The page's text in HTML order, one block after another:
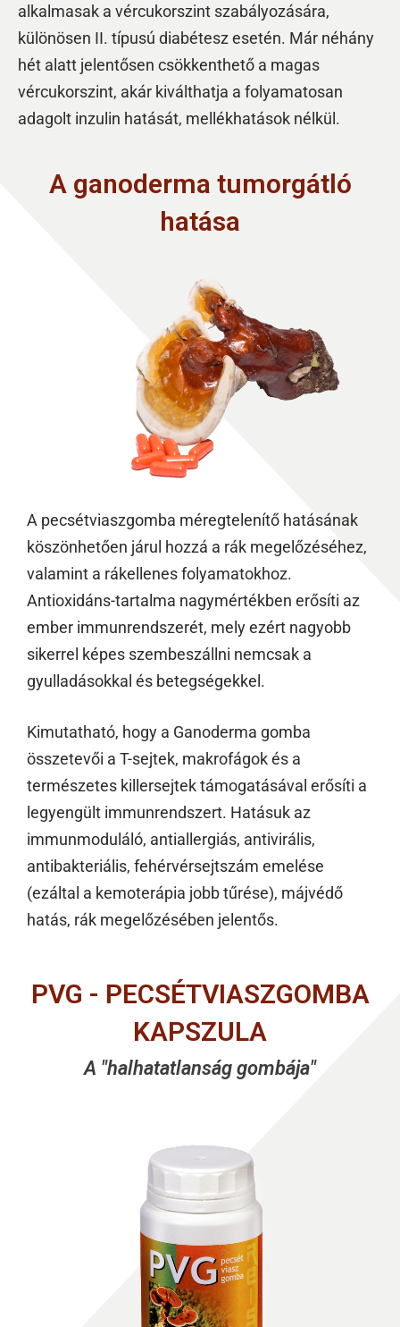
alkalmasak a vércukorszint szabályozására,
különösen II. típusú diabétesz esetén. Már néhány
hét alatt jelentősen csökkenthető a magas
vércukorszint, akár kiválthatja a folyamatosan
adagolt inzulin hatását, mellékhatások nélkül.
A ganoderma tumorgátló
hatása
A pecsétviaszgomba méregtelenítő hatásának
köszönhetően járul hozzá a rák megelőzéséhez,
valamint a rákellenes folyamatokhoz.
Antioxidáns-tartalma nagymértékben erősíti az
ember immunrendszerét, mely ezért nagyobb
sikerrel képes szembeszállni nemcsak a
gyulladásokkal és betegségekkel.
Kimutatható, hogy a Ganoderma gomba
összetevői a T-sejtek, makrofágok és a
természetes killersejtek támogatásával erősíti a
legyengült immunrendszert. Hatásuk az
immunmoduláló, antiallergiás, antivirális,
antibakteriális, fehérvérsejtszám emelése
(ezáltal a kemoterápia jobb tűrése), májvédő
hatás, rák megelőzésében jelentős.
PVG - PECSÉTVIASZGOMBA
KAPSZULA
A "halhatatlanság gombája"